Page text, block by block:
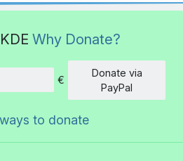
Why Donate?
Amount
€
Donate via
PayPal
to donate